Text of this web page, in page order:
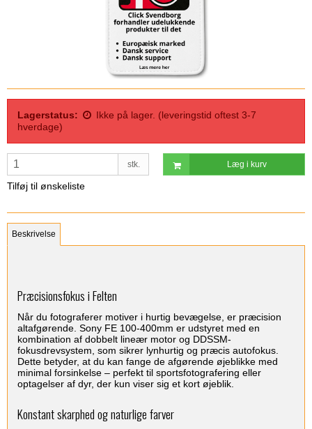
Lagerstatus:
Ikke på lager. (leveringstid oftest 3-7
hverdage)
stk. Læg i kurv
Tilføj til ønskeliste
Beskrivelse
Præcisionsfokus i Felten
Når du fotograferer motiver i hurtig bevægelse, er præcision
altafgørende. Sony FE 100-400mm er udstyret med en
kombination af dobbelt lineær motor og DDSSM-
fokusdrevsystem, som sikrer lynhurtig og præcis autofokus.
Dette betyder, at du kan fange de afgørende øjeblikke med
minimal forsinkelse – perfekt til sportsfotografering eller
optagelser af dyr, der kun viser sig et kort øjeblik.
Konstant skarphed og naturlige farver